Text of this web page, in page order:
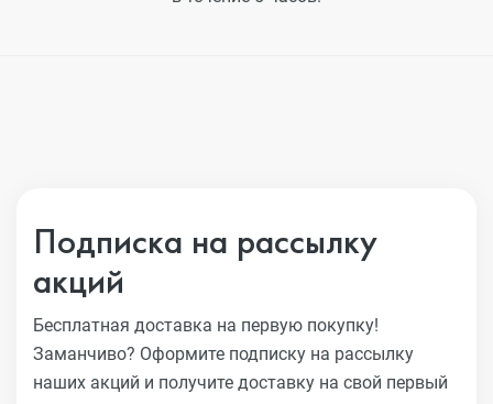
Подписка на рассылку
акций
Бесплатная доставка на первую покупку!
Заманчиво? Оформите подписку на рассылку
наших акций и получите доставку на свой первый